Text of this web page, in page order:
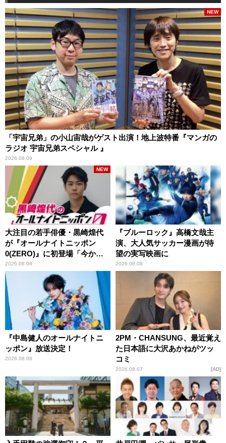
「宇宙兄弟」の小山宙哉がゲスト出演！地上波特番『マンガの
ラジオ 宇宙兄弟スペシャル 』
2026.08.09
NEW
大注目の若手俳優・黒崎煌代
が『オールナイトニッポン
0(ZERO)』に初登場「今から
とてもワクワクしておりま
す！」
2026.08.08
NEW
『ブルーロック』高橋文哉主
演、大人気サッカー漫画が待
望の実写映画に
2026.08.08
『中島健人のオールナイトニ
ッポン』放送決定！
2026.08.08
2PM・CHANSUNG、最近覚え
た日本語に大沢あかねがツッ
コミ
2026.08.07 AD